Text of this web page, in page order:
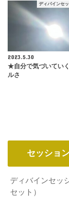
ディバインセ
2023.5.30
★自分で気づいてい
ルさ
セッショ
ディバインセッ
セット）